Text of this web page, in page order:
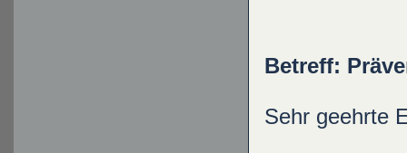
Betreff:
Sehr geehrte